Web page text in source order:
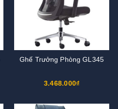
Ghế Trưởng Phòng GL345
3.468.000₫